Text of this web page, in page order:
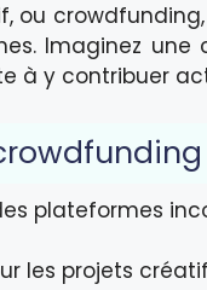
ou
Imaginez
à y contribuer
plateformes
les projets